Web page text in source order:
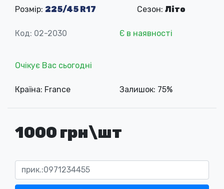
Розмір: 225/45 R17 Сезон: Літо
Код: 02-2030 Є в наявності
Очікує Вас сьогодні
Країна: France Залишок: 75%
1000 грн\шт